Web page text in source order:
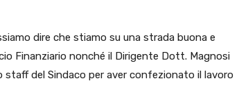
dire che stiamo su una strada buona e
Finanziario nonché il Dirigente Dott. Magnosi
staff del Sindaco per aver confezionato il lavoro